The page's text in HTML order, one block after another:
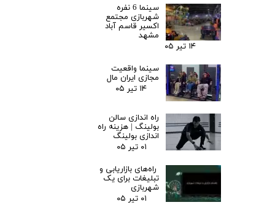
سینما 6 نفره
شهربازی مجتمع
اکسیر قاسم آباد
مشهد
۱۴ تیر ۰۵
سینما واقعیت
مجازی ایران مال
۱۴ تیر ۰۵
راه اندازی سالن
بولینگ |‌ هزینه راه
اندازی بولینگ
۰۱ تیر ۰۵
راه‌های بازاریابی و
تبلیغات برای یک
شهربازی
۰۱ تیر ۰۵